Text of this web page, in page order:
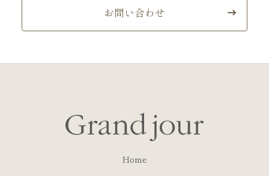
お問い合わせ
Home